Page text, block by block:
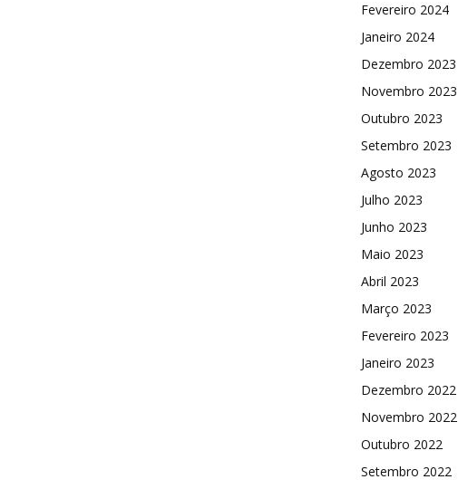
Fevereiro 2024
Janeiro 2024
Dezembro 2023
Novembro 2023
Outubro 2023
Setembro 2023
Agosto 2023
Julho 2023
Junho 2023
Maio 2023
Abril 2023
Março 2023
Fevereiro 2023
Janeiro 2023
Dezembro 2022
Novembro 2022
Outubro 2022
Setembro 2022